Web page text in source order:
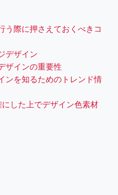
う際に押さえておくべきコ
デザイン
ザインの重要性
ンを知るためのトレンド情
した上でデザイン色素材